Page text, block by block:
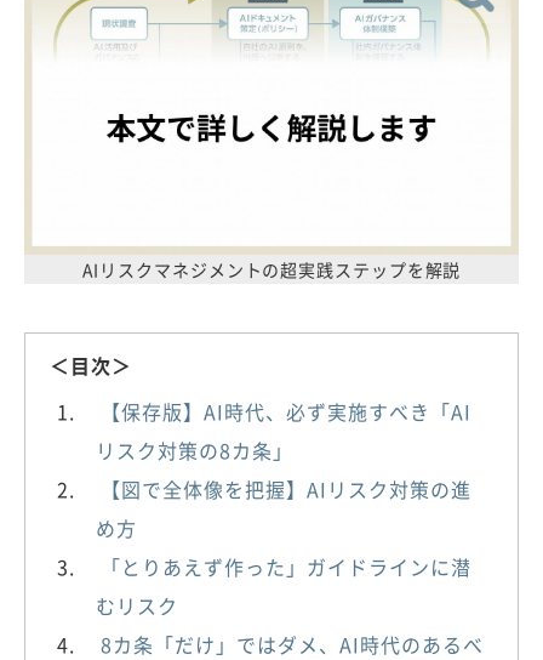
AIリスクマネジメントの超実践ステップを解説
＜目次＞
【保存版】AI時代、必ず実施すべき「AI
リスク対策の8カ条」
【図で全体像を把握】AIリスク対策の進
め方
「とりあえず作った」ガイドラインに潜
むリスク
8カ条「だけ」ではダメ、AI時代のあるべ